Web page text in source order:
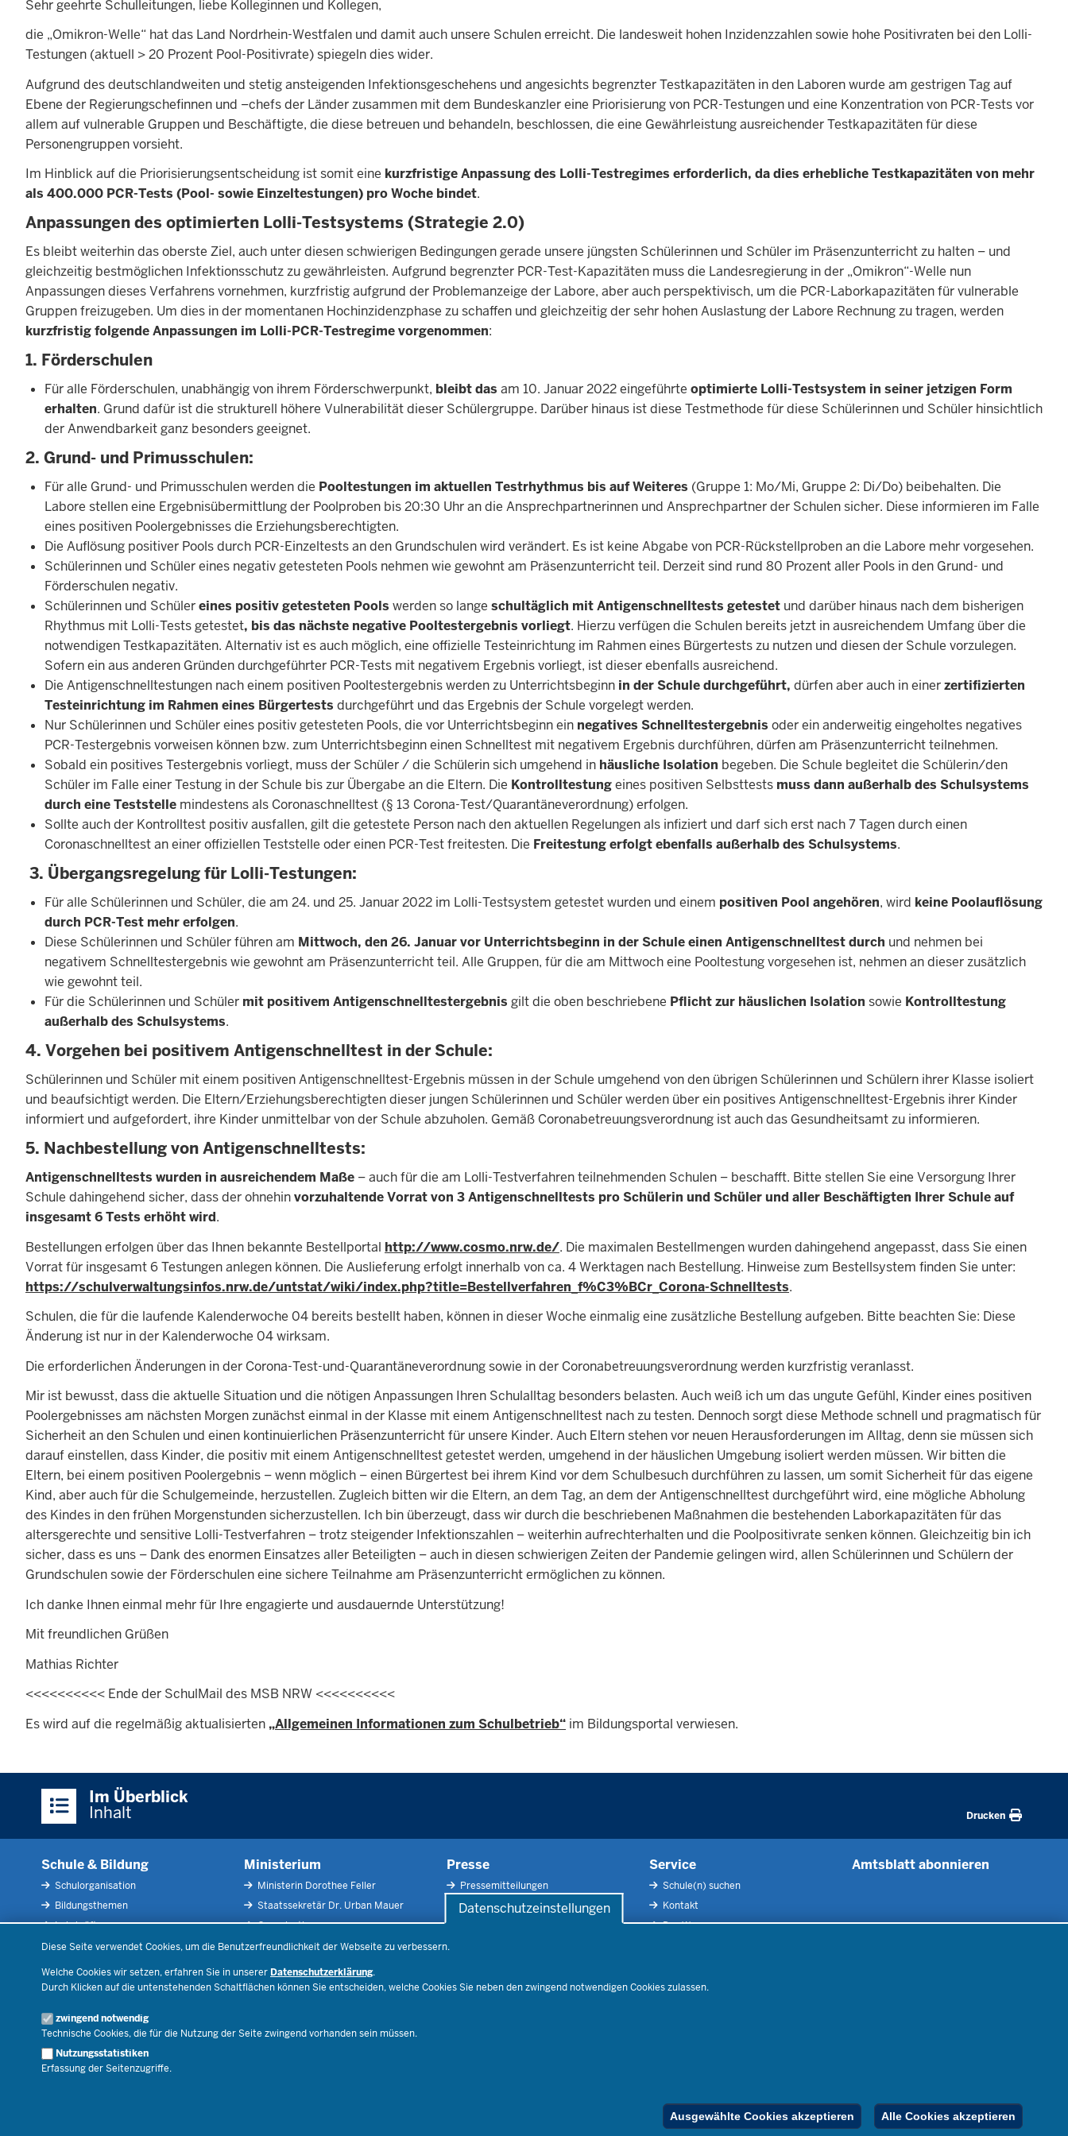
Datenschutzeinstellungen
Diese Seite verwendet Cookies, um die Benutzerfreundlichkeit der Webseite zu verbessern.
Welche Cookies wir setzen, erfahren Sie in unserer Datenschutzerklärung.
Durch Klicken auf die untenstehenden Schaltflächen können Sie entscheiden, welche Cookies Sie neben den zwingend notwendigen Cookies zulassen.
zwingend notwendig
Technische Cookies, die für die Nutzung der Seite zwingend vorhanden sein müssen.
Nutzungsstatistiken
Erfassung der Seitenzugriffe.
Ausgewählte Cookies akzeptieren Alle Cookies akzeptieren
Sehr geehrte Schulleitungen, liebe Kolleginnen und Kollegen,
die „Omikron-Welle“ hat das Land Nordrhein-Westfalen und damit auch unsere Schulen erreicht. Die landesweit hohen Inzidenzzahlen sowie hohe Positivraten bei den Lolli-
Testungen (aktuell > 20 Prozent Pool-Positivrate) spiegeln dies wider.
Aufgrund des deutschlandweiten und stetig ansteigenden Infektionsgeschehens und angesichts begrenzter Testkapazitäten in den Laboren wurde am gestrigen Tag auf
Ebene der Regierungschefinnen und –chefs der Länder zusammen mit dem Bundeskanzler eine Priorisierung von PCR-Testungen und eine Konzentration von PCR-Tests vor
allem auf vulnerable Gruppen und Beschäftigte, die diese betreuen und behandeln, beschlossen, die eine Gewährleistung ausreichender Testkapazitäten für diese
Personengruppen vorsieht.
Im Hinblick auf die Priorisierungsentscheidung ist somit eine kurzfristige Anpassung des Lolli-Testregimes erforderlich, da dies erhebliche Testkapazitäten von mehr
als 400.000 PCR-Tests (Pool- sowie Einzeltestungen) pro Woche bindet.
Anpassungen des optimierten Lolli-Testsystems (Strategie 2.0)
Es bleibt weiterhin das oberste Ziel, auch unter diesen schwierigen Bedingungen gerade unsere jüngsten Schülerinnen und Schüler im Präsenzunterricht zu halten – und
gleichzeitig bestmöglichen Infektionsschutz zu gewährleisten. Aufgrund begrenzter PCR-Test-Kapazitäten muss die Landesregierung in der „Omikron“-Welle nun
Anpassungen dieses Verfahrens vornehmen, kurzfristig aufgrund der Problemanzeige der Labore, aber auch perspektivisch, um die PCR-Laborkapazitäten für vulnerable
Gruppen freizugeben. Um dies in der momentanen Hochinzidenzphase zu schaffen und gleichzeitig der sehr hohen Auslastung der Labore Rechnung zu tragen, werden
kurzfristig folgende Anpassungen im Lolli-PCR-Testregime vorgenommen:
1. Förderschulen
Für alle Förderschulen, unabhängig von ihrem Förderschwerpunkt, bleibtdas am 10. Januar 2022 eingeführte optimierte Lolli-Testsystem in seiner jetzigen Form
erhalten. Grund dafür ist die strukturell höhere Vulnerabilität dieser Schülergruppe. Darüber hinaus ist diese Testmethode für diese Schülerinnen und Schüler hinsichtlich
der Anwendbarkeit ganz besonders geeignet.
2. Grund- und Primusschulen:
Für alle Grund- und Primusschulen werden die Pooltestungen im aktuellen Testrhythmus bis auf Weiteres (Gruppe 1: Mo/Mi, Gruppe 2: Di/Do) beibehalten. Die
Labore stellen eine Ergebnisübermittlung der Poolproben bis 20:30 Uhr an die Ansprechpartnerinnen und Ansprechpartner der Schulen sicher. Diese informieren im Falle
eines positiven Poolergebnisses die Erziehungsberechtigten.
Die Auflösung positiver Pools durch PCR-Einzeltests an den Grundschulen wird verändert. Es ist keine Abgabe von PCR-Rückstellproben an die Labore mehr vorgesehen.
Schülerinnen und Schüler eines negativ getesteten Pools nehmen wie gewohnt am Präsenzunterricht teil. Derzeit sind rund 80 Prozent aller Pools in den Grund- und
Förderschulen negativ.
Schülerinnen und Schülereines positiv getesteten Pools werden so lange schultäglich mit Antigenschnelltests getestet und darüber hinaus nach dem bisherigen
Rhythmus mit Lolli-Tests getestet, bis das nächste negative Pooltestergebnis vorliegt. Hierzu verfügen die Schulen bereits jetzt in ausreichendem Umfang über die
notwendigen Testkapazitäten. Alternativ ist es auch möglich, eine offizielle Testeinrichtung im Rahmen eines Bürgertests zu nutzen und diesen der Schule vorzulegen.
Sofern ein aus anderen Gründen durchgeführter PCR-Tests mit negativem Ergebnis vorliegt, ist dieser ebenfalls ausreichend.
Die Antigenschnelltestungen nach einem positiven Pooltestergebnis werden zu Unterrichtsbeginn in der Schule durchgeführt, dürfen aber auch in einerzertifizierten
Testeinrichtung im Rahmen eines Bürgertests durchgeführt und das Ergebnis der Schule vorgelegt werden.
Nur Schülerinnen und Schüler eines positiv getesteten Pools, die vor Unterrichtsbeginn ein negatives Schnelltestergebnis oder ein anderweitig eingeholtes negatives
PCR-Testergebnis vorweisen können bzw. zum Unterrichtsbeginn einen Schnelltest mit negativem Ergebnis durchführen, dürfen am Präsenzunterricht teilnehmen.
Sobald ein positives Testergebnis vorliegt, muss der Schüler / die Schülerin sich umgehend in häusliche Isolation begeben. Die Schule begleitet die Schülerin/den
Schüler im Falle einer Testung in der Schule bis zur Übergabe an die Eltern. Die Kontrolltestungeines positiven Selbsttests muss dann außerhalb des Schulsystems
durch eine Teststelle mindestens als Coronaschnelltest (§ 13 Corona-Test/Quarantäneverordnung) erfolgen.
Sollte auch der Kontrolltest positiv ausfallen, gilt die getestete Person nach den aktuellen Regelungen als infiziert und darf sich erst nach 7 Tagen durch einen
Coronaschnelltest an einer offiziellen Teststelle oder einen PCR-Test freitesten. Die Freitestung erfolgt ebenfalls außerhalb des Schulsystems.
3. Übergangsregelung für Lolli-Testungen:
Für alle Schülerinnen und Schüler, die am 24. und 25. Januar 2022 im Lolli-Testsystem getestet wurden und einem positiven Pool angehören, wird keine Poolauflösung
durch PCR-Test mehr erfolgen.
Diese Schülerinnen und Schüler führen am Mittwoch, den 26. Januar vor Unterrichtsbeginn in der Schule einen Antigenschnelltest durch und nehmen bei
negativem Schnelltestergebnis wie gewohnt am Präsenzunterricht teil. Alle Gruppen, für die am Mittwoch eine Pooltestung vorgesehen ist, nehmen an dieser zusätzlich
wie gewohnt teil.
Für die Schülerinnen und Schüler mit positivem Antigenschnelltestergebnis gilt die oben beschriebene Pflicht zur häuslichen Isolation sowie Kontrolltestung
außerhalb des Schulsystems.
4. Vorgehen bei positivem Antigenschnelltest in der Schule:
Schülerinnen und Schüler mit einem positiven Antigenschnelltest-Ergebnis müssen in der Schule umgehend von den übrigen Schülerinnen und Schülern ihrer Klasse isoliert
und beaufsichtigt werden. Die Eltern/Erziehungsberechtigten dieser jungen Schülerinnen und Schüler werden über ein positives Antigenschnelltest-Ergebnis ihrer Kinder
informiert und aufgefordert, ihre Kinder unmittelbar von der Schule abzuholen. Gemäß Coronabetreuungsverordnung ist auch das Gesundheitsamt zu informieren.
5. Nachbestellung von Antigenschnelltests:
Antigenschnelltests wurden in ausreichendem Maße – auch für die am Lolli-Testverfahren teilnehmenden Schulen – beschafft. Bitte stellen Sie eine Versorgung Ihrer
Schule dahingehend sicher, dass der ohnehinvorzuhaltende Vorrat von 3 Antigenschnelltests pro Schülerin und Schüler und aller Beschäftigten Ihrer Schule auf
insgesamt 6 Tests erhöht wird.
Bestellungen erfolgen über das Ihnen bekannte Bestellportal http://www.cosmo.nrw.de/. Die maximalen Bestellmengen wurden dahingehend angepasst, dass Sie einen
Vorrat für insgesamt 6 Testungen anlegen können. Die Auslieferung erfolgt innerhalb von ca. 4 Werktagen nach Bestellung. Hinweise zum Bestellsystem finden Sie unter:
https://schulverwaltungsinfos.nrw.de/untstat/wiki/index.php?title=Bestellverfahren_f%C3%BCr_Corona-Schnelltests.
Schulen, die für die laufende Kalenderwoche 04 bereits bestellt haben, können in dieser Woche einmalig eine zusätzliche Bestellung aufgeben. Bitte beachten Sie: Diese
Änderung ist nur in der Kalenderwoche 04 wirksam.
Die erforderlichen Änderungen in der Corona-Test-und-Quarantäneverordnung sowie in der Coronabetreuungsverordnung werden kurzfristig veranlasst.
Mir ist bewusst, dass die aktuelle Situation und die nötigen Anpassungen Ihren Schulalltag besonders belasten. Auch weiß ich um das ungute Gefühl, Kinder eines positiven
Poolergebnisses am nächsten Morgen zunächst einmal in der Klasse mit einem Antigenschnelltest nach zu testen. Dennoch sorgt diese Methode schnell und pragmatisch für
Sicherheit an den Schulen und einen kontinuierlichen Präsenzunterricht für unsere Kinder. Auch Eltern stehen vor neuen Herausforderungen im Alltag, denn sie müssen sich
darauf einstellen, dass Kinder, die positiv mit einem Antigenschnelltest getestet werden, umgehend in der häuslichen Umgebung isoliert werden müssen. Wir bitten die
Eltern, bei einem positiven Poolergebnis – wenn möglich – einen Bürgertest bei ihrem Kind vor dem Schulbesuch durchführen zu lassen, um somit Sicherheit für das eigene
Kind, aber auch für die Schulgemeinde, herzustellen. Zugleich bitten wir die Eltern, an dem Tag, an dem der Antigenschnelltest durchgeführt wird, eine mögliche Abholung
des Kindes in den frühen Morgenstunden sicherzustellen. Ich bin überzeugt, dass wir durch die beschriebenen Maßnahmen die bestehenden Laborkapazitäten für das
altersgerechte und sensitive Lolli-Testverfahren – trotz steigender Infektionszahlen – weiterhin aufrechterhalten und die Poolpositivrate senken können. Gleichzeitig bin ich
sicher, dass es uns – Dank des enormen Einsatzes aller Beteiligten – auch in diesen schwierigen Zeiten der Pandemie gelingen wird, allen Schülerinnen und Schülern der
Grundschulen sowie der Förderschulen eine sichere Teilnahme am Präsenzunterricht ermöglichen zu können.
Ich danke Ihnen einmal mehr für Ihre engagierte und ausdauernde Unterstützung!
Mit freundlichen Grüßen
Mathias Richter
<<<<<<<<<< Ende der SchulMail des MSB NRW <<<<<<<<<<
Es wird auf die regelmäßig aktualisierten „Allgemeinen Informationen zum Schulbetrieb“ im Bildungsportal verwiesen.
Im Überblick
Inhalt Drucken
Schule & Bildung
Schulorganisation
Bildungsthemen
Lehrkräfte
Recht
Ministerium
Ministerin Dorothee Feller
Staatssekretär Dr. Urban Mauer
Organisation
Open Government
Bibliothek
Veranstaltungen
Presse
Pressemitteilungen
Pressefotos
Service
Schule(n) suchen
Kontakt
Der Weg zu uns
RSS-Feed
Amtsblatt abonnieren
Inhalt Impressum Datenschutz